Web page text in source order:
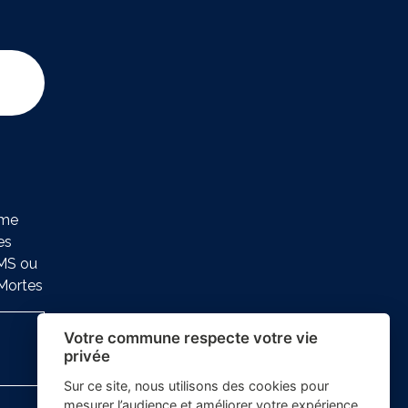
ou
Votre commune respecte votre vie
privée
Sur ce site, nous utilisons des cookies pour